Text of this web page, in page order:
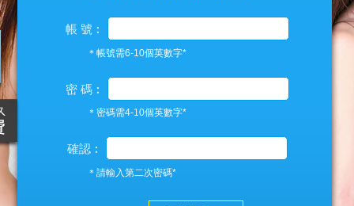
帳 號︰
＊帳號需6-10個英數字*
密 碼︰
＊密碼需4-10個英數字*
確認︰
＊請輸入第二次密碼*